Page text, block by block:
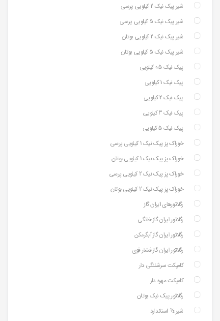
شیر پیک نیک 2 کیلویی پرسی
شیر پیک نیک 5 کیلویی پرسی
شیر پیک نیک 2 کیلویی بوتان
شیر پیک نیک 5 کیلویی بوتان
پیک نیک 0.5 کیلویی
پیک نیک 1 کیلویی
پیک نیک 2 کیلویی
پیک نیک 3 کیلویی
پیک نیک 5 کیلویی
خوراک پز پیک نیک 1 کیلویی پرسی
خوراک پز پیک نیک 1 کیلویی بوتان
خوراک پز پیک نیک 2 کیلویی پرسی
خوراک پز پیک نیک 2 کیلویی بوتان
رگلاتورهای ایران گاز
رگلاتور ایران گاز خانگی
رگلاتور ایران گاز آبگرمکن
رگلاتور ایران گاز فشار قوی
کامپکت سرشلنگی دار
کامپکت مهره دار
رگلاتور پیک نیک بوتان
شیر ½ استاندارد